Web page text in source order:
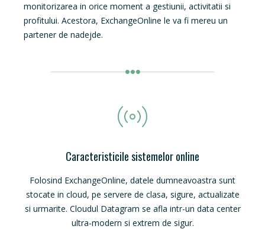
monitorizarea in orice moment a gestiunii, activitatii si
profitului. Acestora, ExchangeOnline le va fi mereu un
partener de nadejde.
Caracteristicile sistemelor online
Folosind ExchangeOnline, datele dumneavoastra sunt
stocate in cloud, pe servere de clasa, sigure, actualizate
si urmarite. Cloudul Datagram se afla intr-un data center
ultra-modern si extrem de sigur.